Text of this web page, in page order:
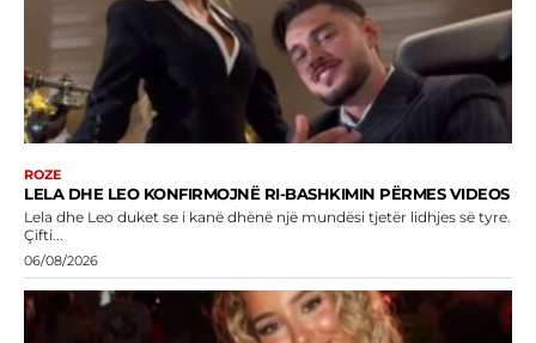
ROZE
LELA DHE LEO KONFIRMOJNË RI-BASHKIMIN PËRMES VIDEOS
Lela dhe Leo duket se i kanë dhënë një mundësi tjetër lidhjes së tyre.
Çifti...
06/08/2026